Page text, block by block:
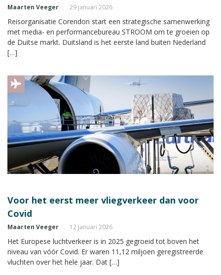
Maarten Veeger 29 januari 2026
Reisorganisatie Corendon start een strategische samenwerking
met media- en performancebureau STROOM om te groeien op
de Duitse markt. Duitsland is het eerste land buiten Nederland
[…]
Voor het eerst meer vliegverkeer dan voor
Covid
Maarten Veeger 12 januari 2026
Het Europese luchtverkeer is in 2025 gegroeid tot boven het
niveau van vóór Covid. Er waren 11,12 miljoen geregistreerde
vluchten over het hele jaar. Dat […]